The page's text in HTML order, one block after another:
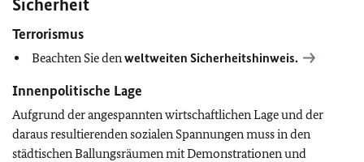
Sicherheit
Terrorismus
Beachten Sie denweltweiten Sicherheitshinweis.
Innenpolitische Lage
Aufgrund der angespannten wirtschaftlichen Lage und der
daraus resultierenden sozialen Spannungen muss in den
städtischen Ballungsräumen mit Demonstrationen und